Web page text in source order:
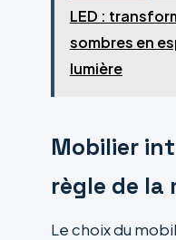
LED :
sombres en
lumière
Mobilier
règle de la
Le choix du